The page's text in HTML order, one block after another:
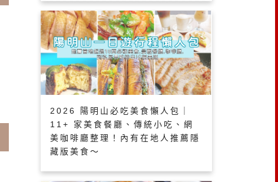
2026 陽明山必吃美食懶人包｜
11+ 家美食餐廳、傳統小吃、網
美咖啡廳整理！內有在地人推薦隱
藏版美食～